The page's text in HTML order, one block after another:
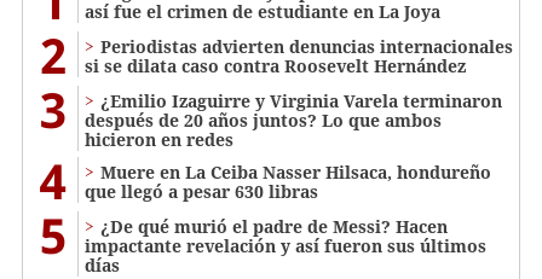
así fue el crimen de estudiante en La Joya
2
Periodistas advierten denuncias internacionales
si se dilata caso contra Roosevelt Hernández
3
¿Emilio Izaguirre y Virginia Varela terminaron
después de 20 años juntos? Lo que ambos
hicieron en redes
4
Muere en La Ceiba Nasser Hilsaca, hondureño
que llegó a pesar 630 libras
5
¿De qué murió el padre de Messi? Hacen
impactante revelación y así fueron sus últimos
días